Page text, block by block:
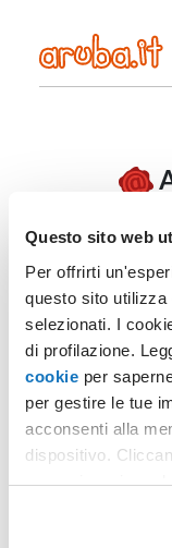
Questo sito web
Per offrirti
questo sito utilizza
selezionati. I
di profilazione.
cookie per
per gestire le tue
acconsenti alla
dispositivo.
memorizzazione
Casella
Password